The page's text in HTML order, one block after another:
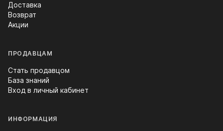
Доставка
Возврат
Акции
ПРОДАВЦАМ
Стать продавцом
База знаний
Вход в личный кабинет
ИНФОРМАЦИЯ